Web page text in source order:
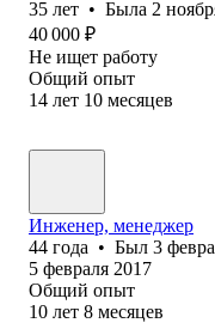
35 лет • Была 2
40 000 ₽
Не ищет работу
Общий опыт
14 лет 10 месяцев
Инженер, менеджер
44 года • Был 3
5 февраля 2017
Общий опыт
10 лет 8 месяцев